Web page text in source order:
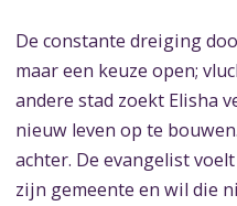
De constante dreiging
maar een keuze open;
andere stad zoekt Elisha
nieuw leven op te
achter. De evangelist
zijn gemeente en wil die